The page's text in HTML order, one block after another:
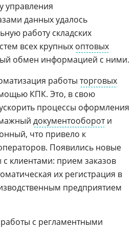
управления
данных удалось
работу складских
всех крупных оптовых
обмен информацией с ними.
работы торговых
КПК. Это, в свою
процессы оформления
документообороти
что привело к
Появились новые
клиентами: прием заказов
их регистрация в
предприятием
с регламентными